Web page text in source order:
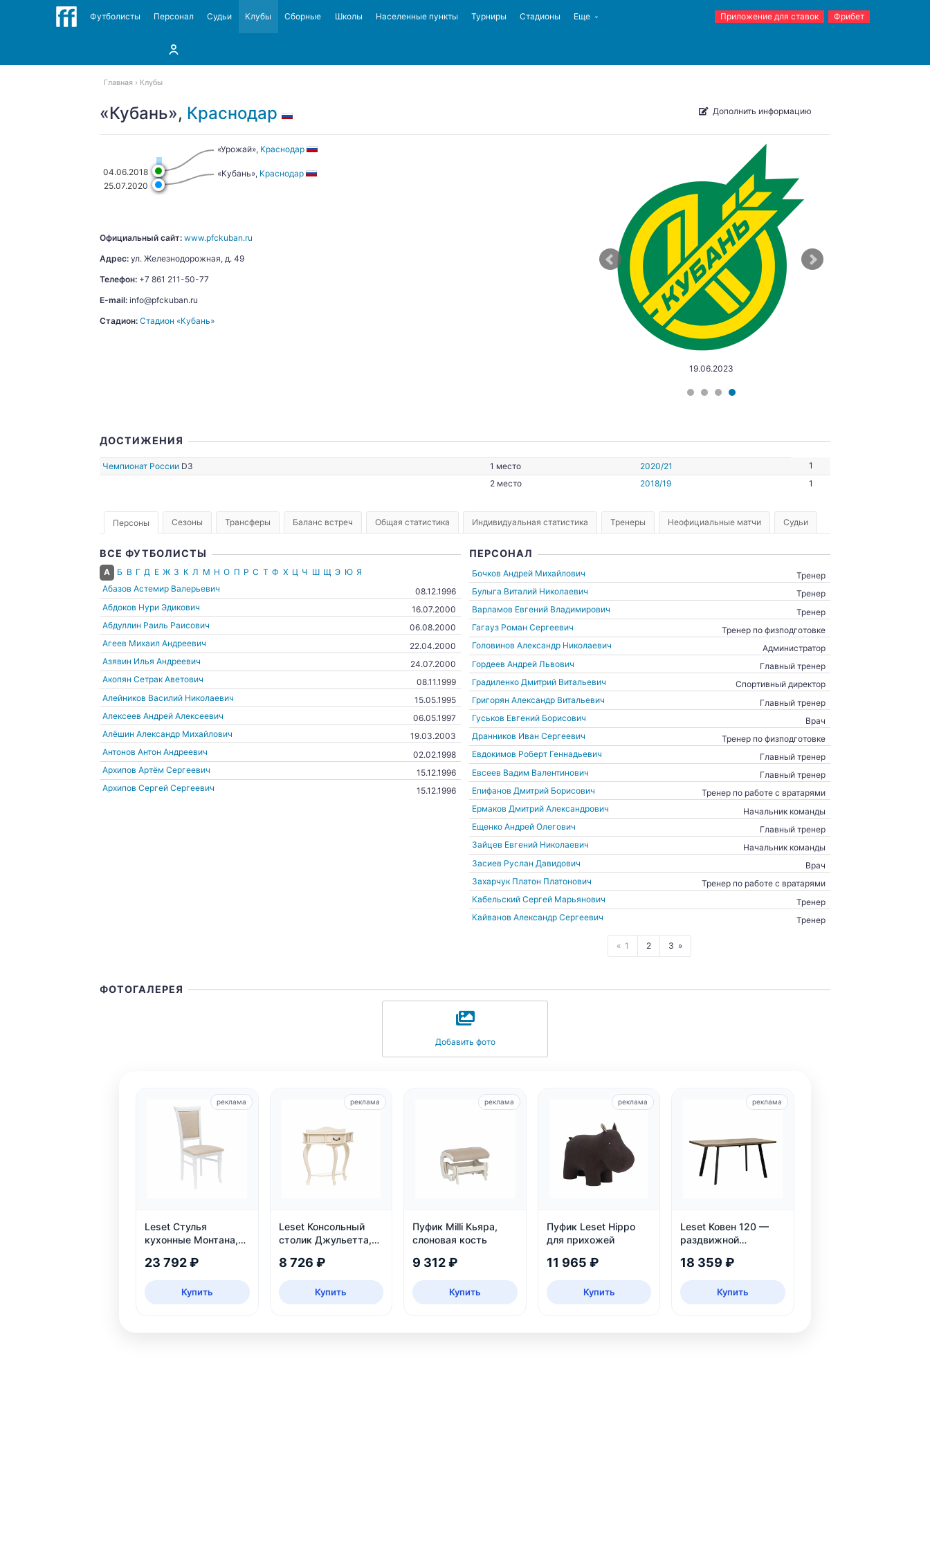
Футболисты Персонал Судьи Клубы Сборные Школы Населенные пункты Турниры Стадионы Еще Приложение для ставок Фрибет
Главная Клубы
«Кубань», Краснодар Дополнить информацию
04.06.2018
25.07.2020
«Урожай», Краснодар
«Кубань», Краснодар
Официальный сайт: www.pfckuban.ru
Адрес: ул. Железнодорожная, д. 49
Телефон: +7 861 211-50-77
E-mail: info@pfckuban.ru
Стадион: Стадион «Кубань»
19.06.2023
ДОСТИЖЕНИЯ
Чемпионат РоссииD3 1 место 2020/21
1
2 место
2018/19 1
Персоны Сезоны Трансферы Баланс встреч Общая статистика Индивидуальная статистика Тренеры Неофициальные матчи Судьи
ВСЕ ФУТБОЛИСТЫ
А Б В Г Д Е Ж З К Л М Н О П Р С Т Ф Х Ц Ч Ш Щ Э Ю Я
Абазов Астемир Валерьевич
08.12.1996
Абдоков Нури Эдикович
16.07.2000
Абдуллин Раиль Раисович
06.08.2000
Агеев Михаил Андреевич
22.04.2000
Азявин Илья Андреевич
24.07.2000
Акопян Сетрак Аветович
08.11.1999
Алейников Василий Николаевич
15.05.1995
Алексеев Андрей Алексеевич
06.05.1997
Алёшин Александр Михайлович
19.03.2003
Антонов Антон Андреевич
02.02.1998
Архипов Артём Сергеевич
15.12.1996
Архипов Сергей Сергеевич
15.12.1996
ПЕРСОНАЛ
Бочков Андрей Михайлович
Тренер
Булыга Виталий Николаевич
Тренер
Варламов Евгений Владимирович
Тренер
Гагауз Роман Сергеевич
Тренер по физподготовке
Головинов Александр Николаевич
Администратор
Гордеев Андрей Львович
Главный тренер
Градиленко Дмитрий Витальевич
Спортивный директор
Григорян Александр Витальевич
Главный тренер
Гуськов Евгений Борисович
Врач
Дранников Иван Сергеевич
Тренер по физподготовке
Евдокимов Роберт Геннадьевич
Главный тренер
Евсеев Вадим Валентинович
Главный тренер
Епифанов Дмитрий Борисович
Тренер по работе с вратарями
Ермаков Дмитрий Александрович
Начальник команды
Ещенко Андрей Олегович
Главный тренер
Зайцев Евгений Николаевич
Начальник команды
Засиев Руслан Давидович
Врач
Захарчук Платон Платонович
Тренер по работе с вратарями
Кабельский Сергей Марьянович
Тренер
Кайванов Александр Сергеевич
Тренер
1 2 3
ФОТОГАЛЕРЕЯ
Добавить фото
Leset Стулья
кухонные Монтана,
23 792 ₽
Купить
реклама
Leset Консольный
столик Джульетта,
8 726 ₽
Купить
реклама
Пуфик Milli Кьяра,
слоновая кость
9 312 ₽
Купить
реклама
Пуфик Leset Hippo
для прихожей
11 965 ₽
Купить
реклама
Leset Ковен 120 —
раздвижной
18 359 ₽
Купить
реклама